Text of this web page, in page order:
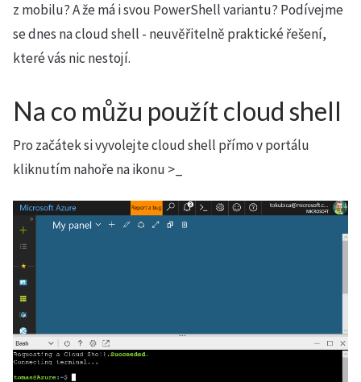
z mobilu? A že má i svou PowerShell variantu? Podívejme
se dnes na cloud shell - neuvěřitelně praktické řešení,
které vás nic nestojí.
Na co můžu použít cloud shell
Pro začátek si vyvolejte cloud shell přímo v portálu
kliknutím nahoře na ikonu >_